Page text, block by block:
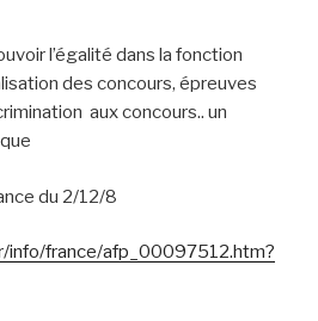
l’égalité dans la fonction
des concours, épreuves
aux concours.. un
du 2/12/8
info/france/afp_00097512.htm?